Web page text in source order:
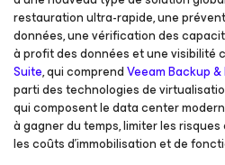
restauration ultra-rapide, une
données, une vérification des
à profit des données et une visibilité
Suite, qui comprendVeeam Backup
parti des technologies de
qui composent le data center
à gagner du temps, limiter les
les coûts d’immobilisation et de